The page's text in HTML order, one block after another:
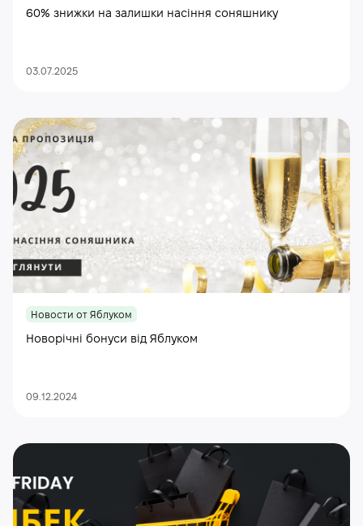
60% знижки на залишки насіння соняшнику
03.07.2025
Новости от Яблуком
Новорічні бонуси від Яблуком
09.12.2024